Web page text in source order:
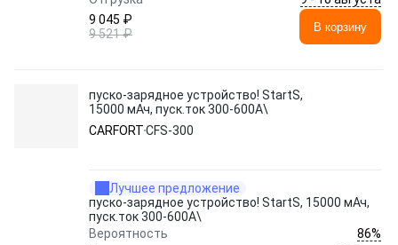
9 045 ₽
9 521 ₽
В корзину
пуско-зарядное устройство! StartS,
15000 мАч, пуск.ток 300-600A\
CARFORTCFS-300
Лучшее предложение
пуско-зарядное устройство! StartS, 15000 мАч,
пуск.ток 300-600A\
Вероятность
86%